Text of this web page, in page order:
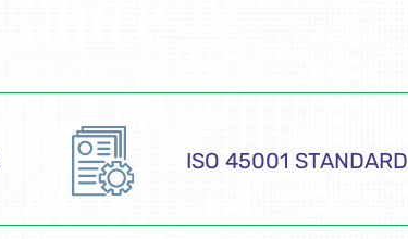
ISO 45001 STANDARD